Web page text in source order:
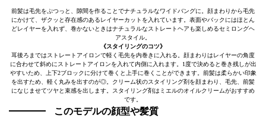
前髪は毛先をぷつっと、隙間を作ることでナチュラルなワイドバングに。顔まわりから毛先
にかけて、ザクッと存在感のあるレイヤーカットを入れています。表面やバックにはほとん
どレイヤーを入れず、巻かないときはナチュラルなストレートヘアも楽しめるセミロングヘ
アスタイル。
《スタイリングのコツ》
耳後ろまではストレートアイロンで軽く毛先を内巻きに入れる。顔まわりはレイヤーの角度
に合わせて斜めにストレートアイロンを入れて内側に入れます。1度で決めると巻き残しが出
やすいため、上下2ブロックに分けて巻くと上手に巻くことができます。前髪は柔らかい印象
を出すため、軽く丸みを出すのが◎。クリーム状のスタイリング剤を顔まわり、毛先、前髪
になじませてツヤと束感を出します。スタイリング剤はミエルのオイルクリームがおすすめ
です。
このモデルの顔型や髪質